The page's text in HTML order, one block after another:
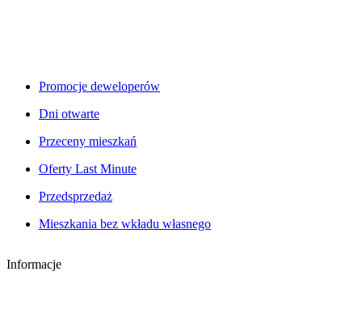
Promocje deweloperów
Dni otwarte
Przeceny mieszkań
Oferty Last Minute
Przedsprzedaż
Mieszkania bez wkładu własnego
Informacje